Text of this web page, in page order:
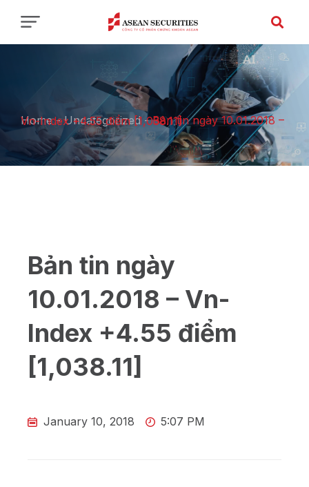
Home-Uncategorized-
Bản tin ngày 10.01.2018 – Vn-Index +4.55 điểm [1,038.11]
Bản tin ngày
10.01.2018 – Vn-
Index +4.55 điểm
[1,038.11]
January 10, 2018 5:07 PM